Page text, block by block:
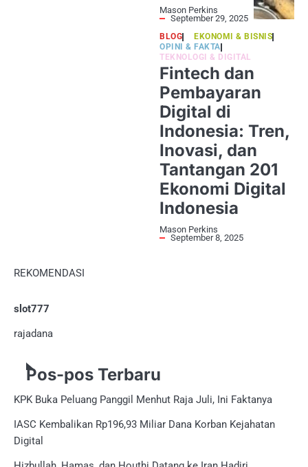
Mason Perkins
September 29, 2025
Fintech dan
Pembayaran
Digital di
Indonesia: Tren,
Inovasi, dan
Tantangan 201
Ekonomi Digital
Indonesia
BLOG
EKONOMI & BISNIS
OPINI & FAKTA
TEKNOLOGI & DIGITAL
Mason Perkins
September 8, 2025
REKOMENDASI
slot777
rajadana
Pos-pos Terbaru
KPK Buka Peluang Panggil Menhut Raja Juli, Ini Faktanya
IASC Kembalikan Rp196,93 Miliar Dana Korban Kejahatan
Digital